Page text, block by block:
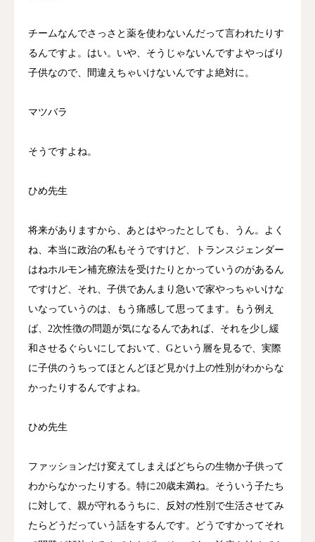
チームなんでさっさと薬を使わないんだって言われたりす
るんですよ。はい。いや、そうじゃないんですよやっぱり
子供なので、間違えちゃいけないんですよ絶対に。
マツバラ
そうですよね。
ひめ先生
将来がありますから、あとはやったとしても、うん。よく
ね、本当に政治の私もそうですけど、トランスジェンダー
はねホルモン補充療法を受けたりとかっていうのがあるん
ですけど、それ、子供であんまり急いで家やっちゃいけな
いなっていうのは、もう痛感して思ってます。もう例え
ば、2次性徴の問題が気になるんであれば、それを少し緩
和させるぐらいにしておいて、Gという層を見るで、実際
に子供のうちってほとんどほど見かけ上の性別がわからな
かったりするんですよね。
ひめ先生
ファッションだけ変えてしまえばどちらの生物か子供って
わからなかったりする。特に20歳未満ね。そういう子たち
に対して、親が守れるうちに、反対の性別で生活させてみ
たらどうだっていう話をするんです。どうですかってそれ